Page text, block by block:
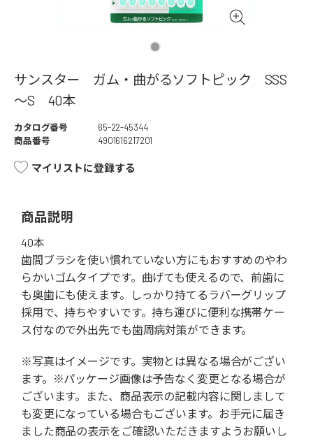
サンスター ガム・曲がるソフトピック SSS
～S 40本
カタログ番号
65-22-45344
商品番号
4901616217201
マイリストに登録する
商品説明
40本
歯間ブラシを使い慣れていない方にもおすすめのやわ
らかいゴムタイプです。曲げても使えるので、前歯に
も奥歯にも使えます。しっかり持てるラバーグリップ
採用で、持ちやすいです。持ち運びに便利な携帯ケー
ス付なので外出先でも歯周病対策ができます。
※写真はイメージです。実物とは異なる場合がござい
ます。※パッケージ画像は予告なく変更となる場合が
ございます。また、商品表示の記載内容に関しまして
も変更になっている場合もございます。お手元に届き
ました商品の表示をご確認いただきますようお願いし